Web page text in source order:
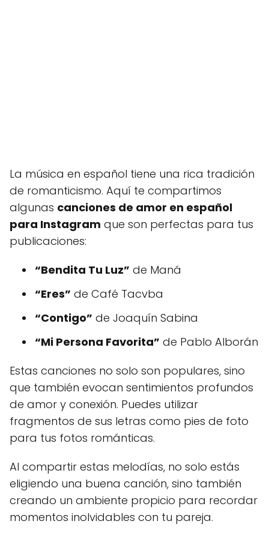
La música en español tiene una rica tradición
de romanticismo. Aquí te compartimos
algunas canciones de amor en español
para Instagram que son perfectas para tus
publicaciones:
“Bendita Tu Luz” de Maná
“Eres” de Café Tacvba
“Contigo” de Joaquín Sabina
“Mi Persona Favorita” de Pablo Alborán
Estas canciones no solo son populares, sino
que también evocan sentimientos profundos
de amor y conexión. Puedes utilizar
fragmentos de sus letras como pies de foto
para tus fotos románticas.
Al compartir estas melodías, no solo estás
eligiendo una buena canción, sino también
creando un ambiente propicio para recordar
momentos inolvidables con tu pareja.